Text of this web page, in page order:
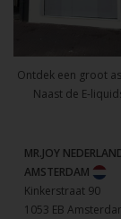
Ontdek een groot
Naast de E-
MR.JOY
AMSTERDAM
Kinkerstraat 90
1053 EB